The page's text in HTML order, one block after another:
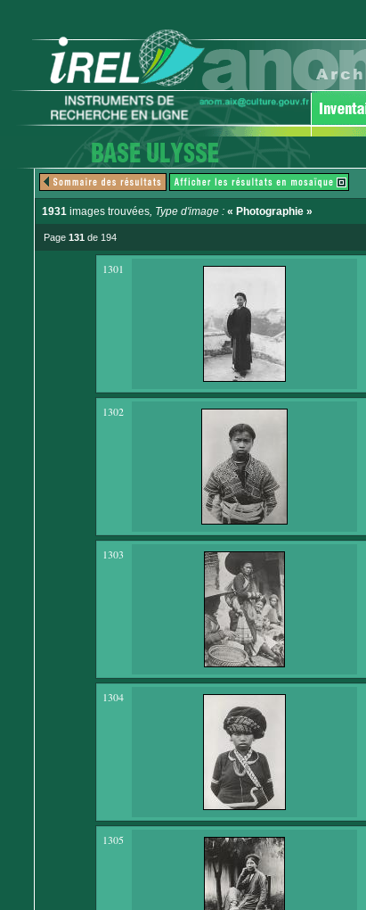
1931 images trouvées, Type d'image : « Photographie »
Page 131 de 194
1301
1302
1303
1304
1305